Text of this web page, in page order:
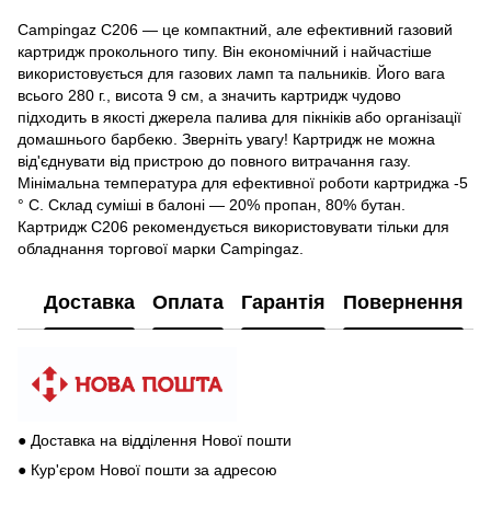
Campingaz C206 — це компактний, але ефективний газовий
картридж прокольного типу. Він економічний і найчастіше
використовується для газових ламп та пальників. Його вага
всього 280 г., висота 9 см, а значить картридж чудово
підходить в якості джерела палива для пікніків або організації
домашнього барбекю. Зверніть увагу! Картридж не можна
від'єднувати від пристрою до повного витрачання газу.
Мінімальна температура для ефективної роботи картриджа -5
° С. Склад суміші в балоні — 20% пропан, 80% бутан.
Картридж C206 рекомендується використовувати тільки для
обладнання торгової марки Campingaz.
Доставка Оплата Гарантія Повернення
● Доставка на відділення Нової пошти
● Кур'єром Нової пошти за адресою